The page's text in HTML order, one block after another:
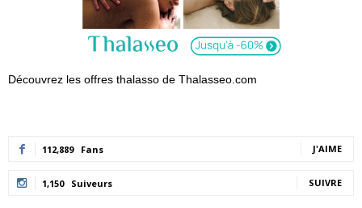
Découvrez les offres thalasso de Thalasseo.com
112,889 Fans J'AIME
1,150 Suiveurs SUIVRE